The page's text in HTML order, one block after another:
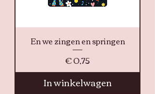
En we zingen en springen
Prijs
€ 0,75
In winkelwagen